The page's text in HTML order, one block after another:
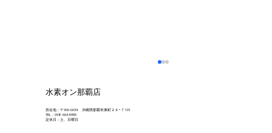
水素オン那覇店
所在地：〒900-0034 沖縄県那覇市東町２４−７ 101
TEL：098-963-5955
定休日：土、日曜日